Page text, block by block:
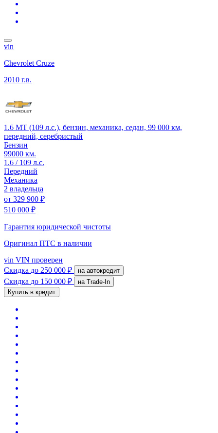
vin
Chevrolet Cruze
2010 г.в.
1.6 MT (109 л.с.), бензин, механика, седан, 99 000 км,
передний, серебристый
Бензин
99000 км.
1.6 / 109 л.с.
Передний
Механика
2 владельца
от 329 900 ₽
510 000 ₽
Гарантия юридической чистоты
Оригинал ПТС в наличии
vin VIN проверен
Скидка до 250 000 ₽ на автокредит
Скидка до 150 000 ₽
на Trade-In
Купить в кредит